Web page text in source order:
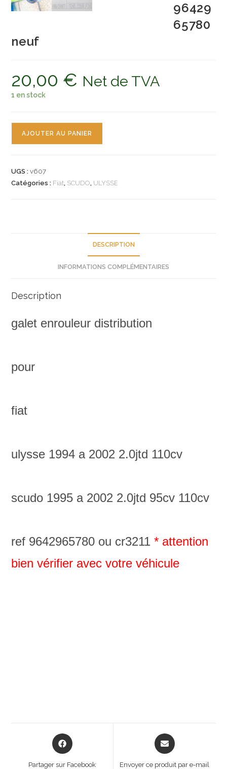
96429
65780
neuf
20,00 € Net de TVA
1 en stock
enrouleur
AJOUTER AU PANIER
UGS :v607
Catégories : Fiat, SCUDO, ULYSSE
DESCRIPTION
INFORMATIONS COMPLÉMENTAIRES
Description
galet enrouleur distribution
pour
fiat
ulysse 1994 a 2002 2.0jtd 110cv
scudo 1995 a 2002 2.0jtd 95cv 110cv
ref 9642965780 ou cr3211* attention
bien vérifier avec votre véhicule
Opens
in
Partager sur Facebook
Opens
in
Envoyer ce produit par e-mail